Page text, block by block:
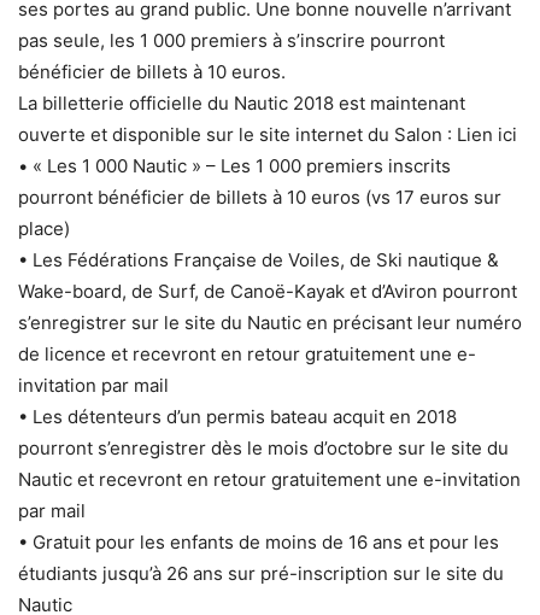
ses portes au grand public. Une bonne nouvelle n’arrivant
pas seule, les 1 000 premiers à s’inscrire pourront
bénéficier de billets à 10 euros.
La billetterie officielle du Nautic 2018 est maintenant
ouverte et disponible sur le site internet du Salon : Lien ici
• « Les 1 000 Nautic » – Les 1 000 premiers inscrits
pourront bénéficier de billets à 10 euros (vs 17 euros sur
place)
• Les Fédérations Française de Voiles, de Ski nautique &
Wake-board, de Surf, de Canoë-Kayak et d’Aviron pourront
s’enregistrer sur le site du Nautic en précisant leur numéro
de licence et recevront en retour gratuitement une e-
invitation par mail
• Les détenteurs d’un permis bateau acquit en 2018
pourront s’enregistrer dès le mois d’octobre sur le site du
Nautic et recevront en retour gratuitement une e-invitation
par mail
• Gratuit pour les enfants de moins de 16 ans et pour les
étudiants jusqu’à 26 ans sur pré-inscription sur le site du
Nautic